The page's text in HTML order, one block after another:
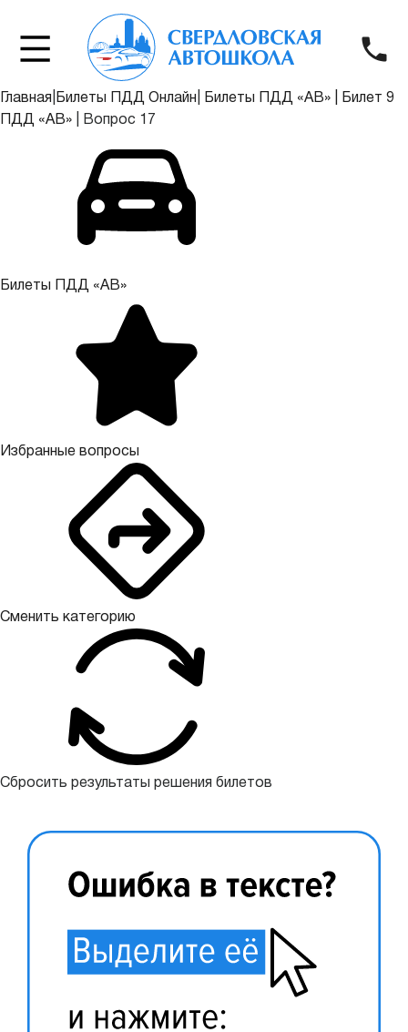
Главная Билеты ПДД Онлайн Билеты ПДД «АВ»
Билет 9
ПДД «АВ»
Вопрос 17
Билеты ПДД «АВ»
Избранные вопросы
Сменить категорию
Сбросить результаты решения билетов